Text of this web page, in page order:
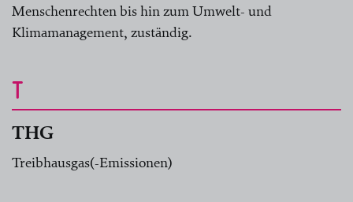
Menschenrechten bis hin zum Umwelt- und
Klimamanagement, zuständig.
T
THG
Treibhausgas(-Emissionen)